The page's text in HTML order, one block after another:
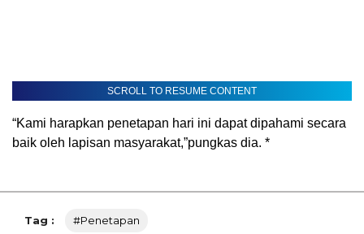
SCROLL TO RESUME CONTENT
“Kami harapkan penetapan hari ini dapat dipahami secara
baik oleh lapisan masyarakat,”pungkas dia. *
Tag : #penetapan